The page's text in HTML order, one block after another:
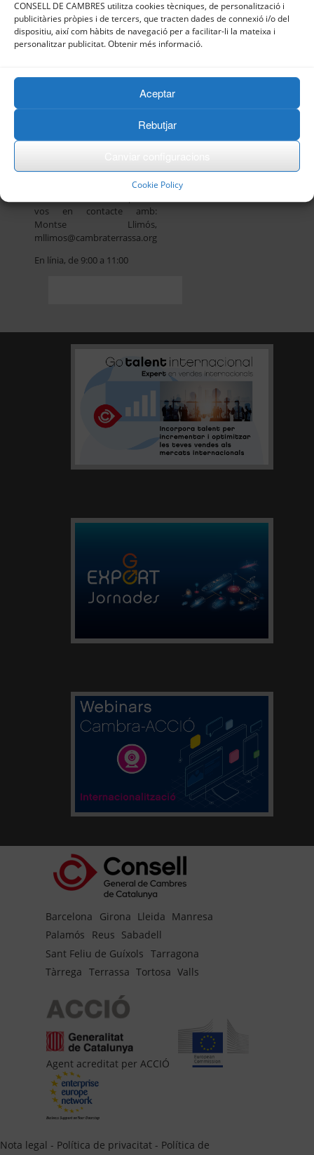
CONSELL DE CAMBRES utilitza cookies tècniques, de personalització i
publicitàries pròpies i de tercers, que tracten dades de connexió i/o del
dispositiu, així com hàbits de navegació per a facilitar-li la mateixa i
personalitzar publicitat. Obtenir més informació.
Aceptar
Rebutjar
Cookie Policy
de la Cambra de
Comerç de Terrassa.
Presentació a càrrec
del Sr. Gemma Puig,
d’ACCIÓ, Catalonia
Trade & Investment a
de la Missió
Empresarial
vos en contacte amb:
Montse Llimós,
mllimos@cambraterrassa.org
En línia, de 9:00 a 11:00
Barcelona Girona Lleida Manresa
Palamós
Reus Sabadell
Sant Feliu de Guíxols Tarragona
Tàrrega Terrassa Tortosa Valls
Agent acreditat per ACCIÓ
Nota legal - Política de privacitat - Política de